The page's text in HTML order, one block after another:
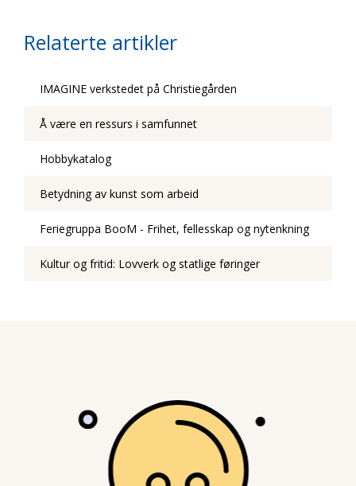
Relaterte artikler
IMAGINE verkstedet på Christiegården
Å være en ressurs i samfunnet
Hobbykatalog
Betydning av kunst som arbeid
Feriegruppa BooM - Frihet, fellesskap og nytenkning
Kultur og fritid: Lovverk og statlige føringer